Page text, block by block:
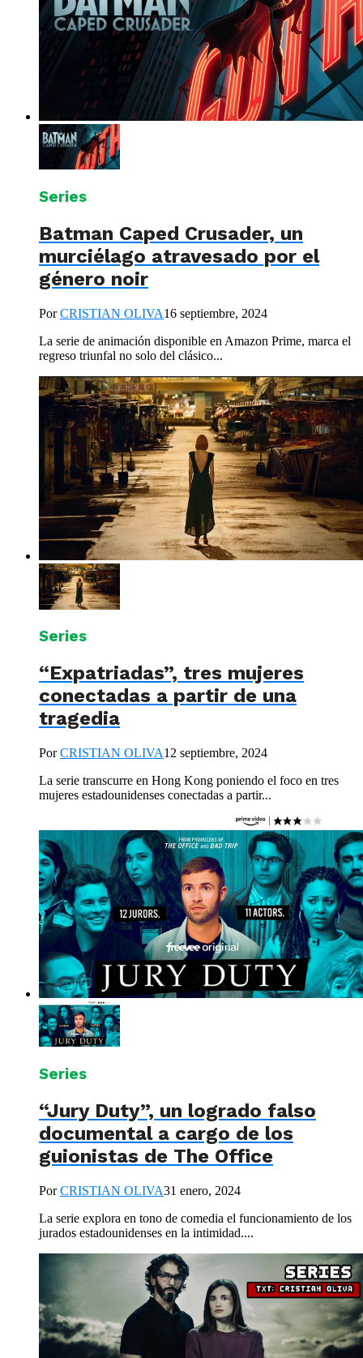
Series
Batman Caped Crusader, un
murciélago atravesado por el
género noir
PorCRISTIAN OLIVA16 septiembre, 2024
La serie de animación disponible en Amazon Prime, marca el
regreso triunfal no solo del clásico...
Series
“Expatriadas”, tres mujeres
conectadas a partir de una
tragedia
PorCRISTIAN OLIVA12 septiembre, 2024
La serie transcurre en Hong Kong poniendo el foco en tres
mujeres estadounidenses conectadas a partir...
Series
“Jury Duty”, un logrado falso
documental a cargo de los
guionistas de The Office
PorCRISTIAN OLIVA31 enero, 2024
La serie explora en tono de comedia el funcionamiento de los
jurados estadounidenses en la intimidad....